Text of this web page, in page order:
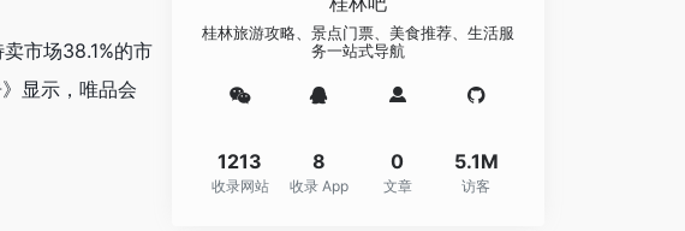
市场38.1%的市
显示，唯品会
桂林旅游攻略、景点门票、美食推荐、生活服
务一站式导航
1213
收录网站
8
收录 App
0
文章
5.1M
访客